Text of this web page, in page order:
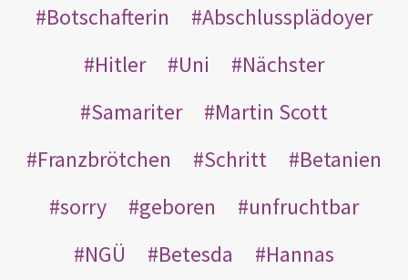
Botschafterin
Abschlussplädoyer
Hitler
Uni
Nächster
Samariter
Martin Scott
Franzbrötchen
Schritt
Betanien
sorry
geboren
unfruchtbar
NGÜ
Betesda
Hannas